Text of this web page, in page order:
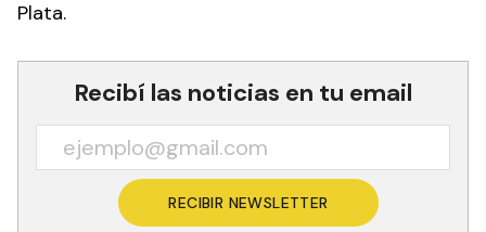
Plata.
Recibí las noticias en tu email
RECIBIR NEWSLETTER